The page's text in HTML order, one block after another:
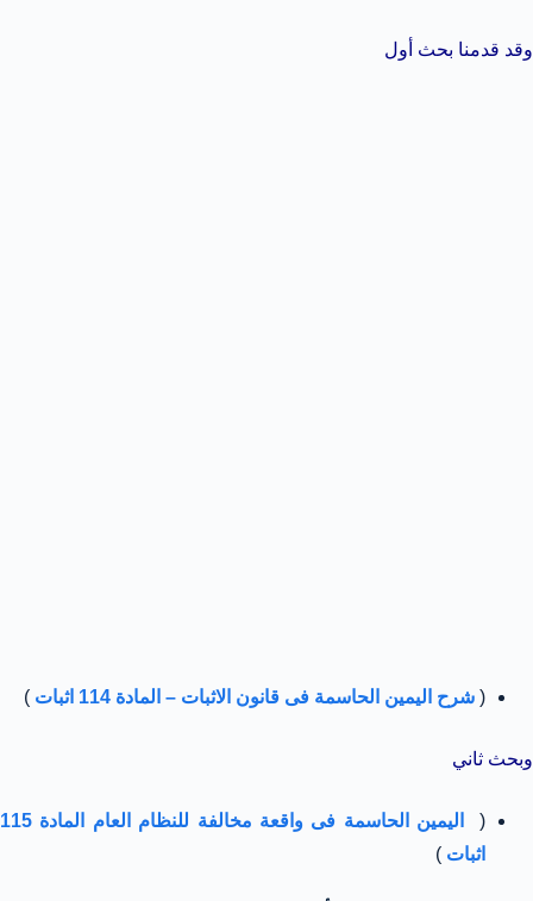
وقد قدمنا بحث أول
( شرح اليمين الحاسمة فى قانون الاثبات – المادة 114 اثبات )
وبحث ثاني
(
اليمين الحاسمة فى واقعة مخالفة للنظام العام المادة 115
اثبات )